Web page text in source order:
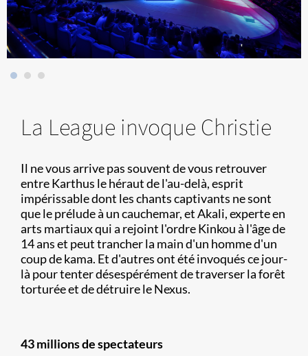
La League invoque Christie
Il ne vous arrive pas souvent de vous retrouver
entre Karthus le héraut de l'au-delà, esprit
impérissable dont les chants captivants ne sont
que le prélude à un cauchemar, et Akali, experte en
arts martiaux qui a rejoint l'ordre Kinkou à l'âge de
14 ans et peut trancher la main d'un homme d'un
coup de kama. Et d'autres ont été invoqués ce jour-
là pour tenter désespérément de traverser la forêt
torturée et de détruire le Nexus.
43 millions de spectateurs